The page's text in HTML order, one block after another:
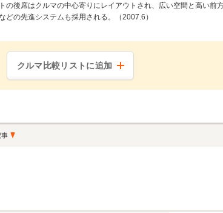
後席はクルマの中心寄りにレイアウトされ、広い空間と高い前
の先進システムも採用される。（2007.6）
クルマ比較リストに追加
事